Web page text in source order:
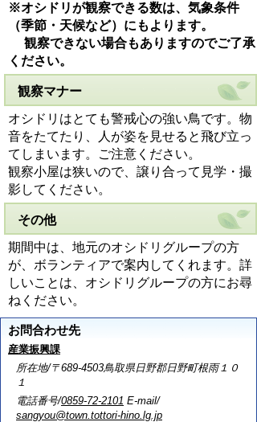
※オシドリが観察できる数は、気象条件
（季節・天候など）にもよります。
観察できない場合もありますのでご了承
ください。
観察マナー
オシドリはとても警戒心の強い鳥です。物
音をたてたり、人が姿を見せると飛び立っ
てしまいます。ご注意ください。
観察小屋は狭いので、譲り合って見学・撮
影してください。
その他
期間中は、地元のオシドリグループの方
が、ボランティアで案内してくれます。詳
しいことは、オシドリグループの方にお尋
ねください。
お問合わせ先
産業振興課
所在地/〒689-4503鳥取県日野郡日野町根雨１０
１
電話番号/0859-72-2101 E-mail/
sangyou@town.tottori-hino.lg.jp